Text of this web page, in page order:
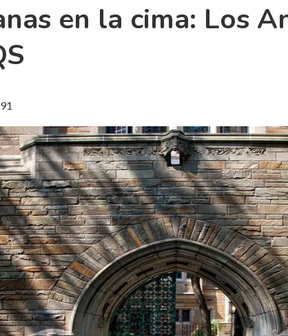
en la cima: Los
91